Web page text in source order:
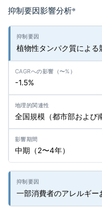
抑制要因影響分析*
植物性タンパク質による
-1.5%
全国規模（都市部および
中期（2〜4年）
一部消費者のアレルギー